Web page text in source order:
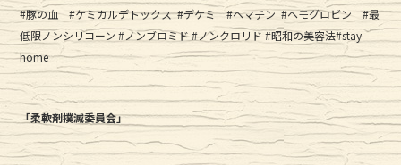
#豚の血 #ケミカルデトックス #デケミ #ヘマチン #ヘモグロビン #最
低限ノンシリコーン #ノンブロミド #ノンクロリド #昭和の美容法#stay
home
「柔軟剤撲滅委員会」